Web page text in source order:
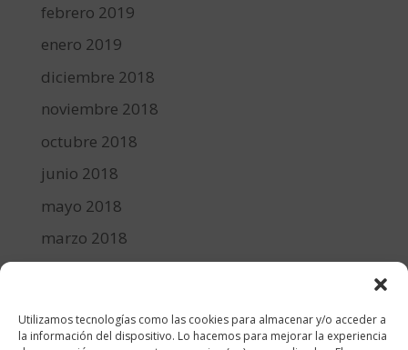
Utilizamos tecnologías como las cookies para almacenar y/o acceder a
la información del dispositivo. Lo hacemos para mejorar la experiencia
febrero 2019
enero 2019
diciembre 2018
noviembre 2018
octubre 2018
junio 2018
mayo 2018
marzo 2018
diciembre 2017